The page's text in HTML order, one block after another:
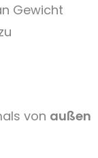
Gewicht
von außen